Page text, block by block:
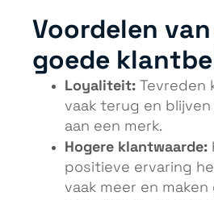
Voordelen
goede
Loyaliteit: Tevreden
vaak terug en
aan een merk.
Hogere klantwaarde:
positieve ervaring
vaak meer en maken